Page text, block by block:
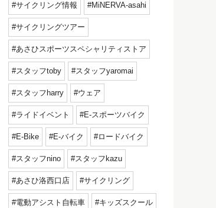
サイクリング情報 MiNERVA-asahi
サイクリングツアー
あさひスポーツスペシャリティストア
スタッフtoby スタッフyaromai
スタッフharry ウェア
ライドイベント E-スポーツバイク
E-Bike E-バイク ロードバイク
スタッフnino スタッフkazu
あさひ洛西口店 サイクリング
電動アシスト自転車 キッズスクール